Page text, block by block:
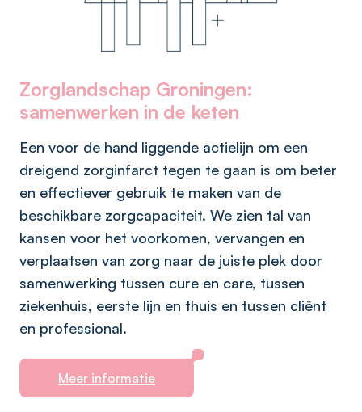
Zorglandschap Groningen:
samenwerken in de keten
Een voor de hand liggende actielijn om een
dreigend zorginfarct tegen te gaan is om beter
en effectiever gebruik te maken van de
beschikbare zorgcapaciteit. We zien tal van
kansen voor het voorkomen, vervangen en
verplaatsen van zorg naar de juiste plek door
samenwerking tussen cure en care, tussen
ziekenhuis, eerste lijn en thuis en tussen cliënt
en professional.
Meer informatie